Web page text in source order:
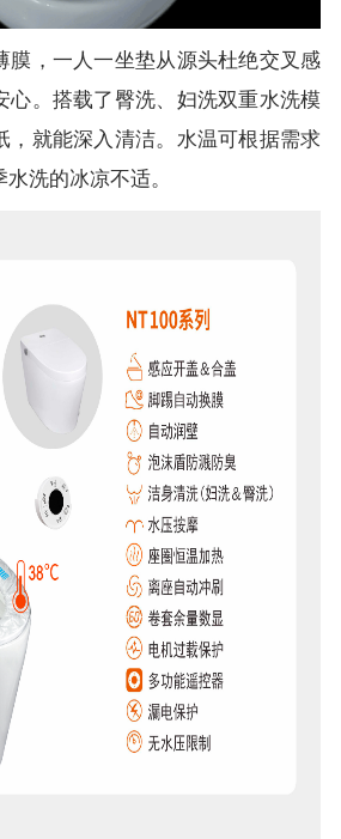
膜，一人一坐垫从源头杜绝交叉感
心。搭载了臀洗、妇洗双重水洗模
，就能深入清洁。水温可根据需求
洗的冰凉不适。